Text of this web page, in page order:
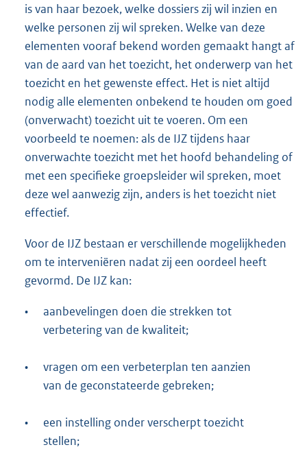
is van haar bezoek, welke dossiers zij wil inzien en
welke personen zij wil spreken. Welke van deze
elementen vooraf bekend worden gemaakt hangt af
van de aard van het toezicht, het onderwerp van het
toezicht en het gewenste effect. Het is niet altijd
nodig alle elementen onbekend te houden om goed
(onverwacht) toezicht uit te voeren. Om een
voorbeeld te noemen: als de IJZ tijdens haar
onverwachte toezicht met het hoofd behandeling of
met een specifieke groepsleider wil spreken, moet
deze wel aanwezig zijn, anders is het toezicht niet
effectief.
Voor de IJZ bestaan er verschillende mogelijkheden
om te interveniëren nadat zij een oordeel heeft
gevormd. De IJZ kan:
•
aanbevelingen doen die strekken tot
verbetering van de kwaliteit;
•
vragen om een verbeterplan ten aanzien
van de geconstateerde gebreken;
•
een instelling onder verscherpt toezicht
stellen;